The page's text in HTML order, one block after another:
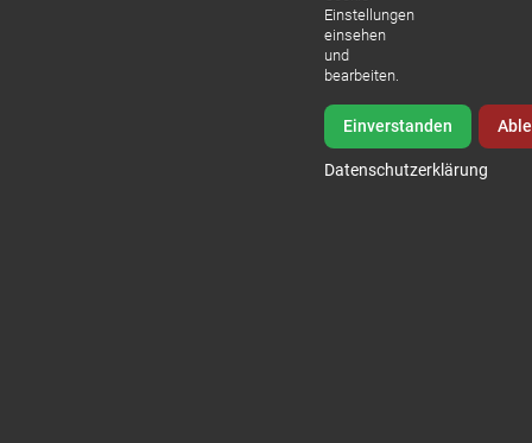
Einstellungen
einsehen
und
bearbeiten.
Einverstanden
Datenschutzerklärung